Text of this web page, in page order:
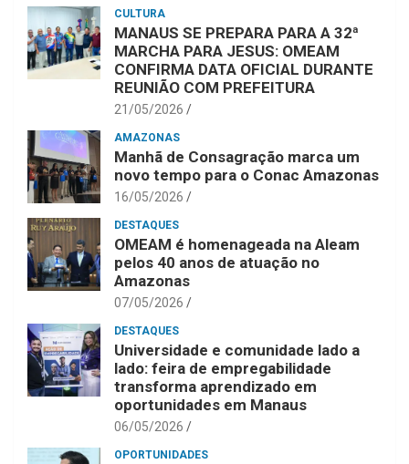
CULTURA
MANAUS SE PREPARA PARA A 32ª
MARCHA PARA JESUS: OMEAM
CONFIRMA DATA OFICIAL DURANTE
REUNIÃO COM PREFEITURA
21/05/2026
AMAZONAS
Manhã de Consagração marca um
novo tempo para o Conac Amazonas
16/05/2026
DESTAQUES
OMEAM é homenageada na Aleam
pelos 40 anos de atuação no
Amazonas
07/05/2026
DESTAQUES
Universidade e comunidade lado a
lado: feira de empregabilidade
transforma aprendizado em
oportunidades em Manaus
06/05/2026
OPORTUNIDADES